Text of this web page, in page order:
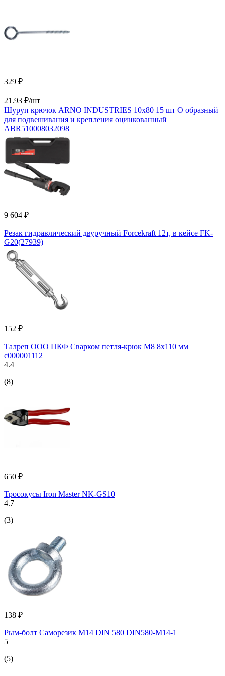
329 ₽
21.93 ₽/шт
Шуруп крючок ARNO INDUSTRIES 10х80 15 шт О образный
для подвешивания и крепления оцинкованный
ABR510008032098
9 604 ₽
Резак гидравлический двуручный Forcekraft 12т, в кейсе FK-
G20(27939)
152 ₽
Талреп ООО ПКФ Сварком петля-крюк М8 8x110 мм
c000001112
4.4
(8)
650 ₽
Тросокусы Iron Master NK-GS10
4.7
(3)
138 ₽
Рым-болт Саморезик М14 DIN 580 DIN580-М14-1
5
(5)